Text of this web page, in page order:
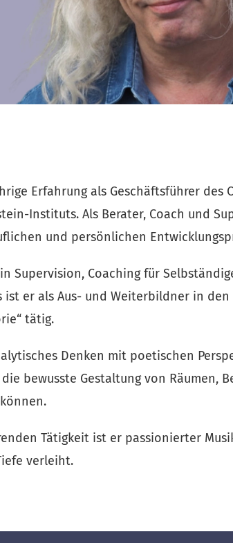
Erfahrung als Geschäftsführer des
Instituts. Als Berater, Coach und
und persönlichen
Supervision, Coaching für
er als Aus- und Weiterbildner in
tätig.
Denken mit poetischen
bewusste Gestaltung von Räumen,
Tätigkeit ist er passionierter
verleiht.